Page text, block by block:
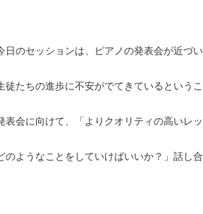
日のセッションは、ピアノの発表会が近づい
徒たちの進歩に不安がでてきているというこ
表会に向けて、「よりクオリティの高いレ
のようなことをしていけばいいか？」話し合